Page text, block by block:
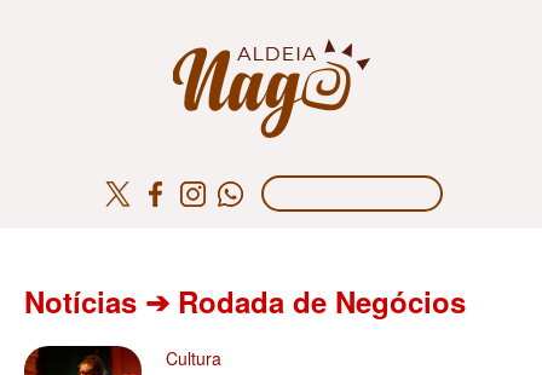
Notícias ➔ Rodada de Negócios
Cultura